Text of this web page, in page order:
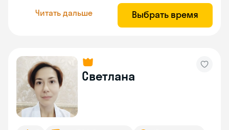
Читать дальше Выбрать время
Светлана